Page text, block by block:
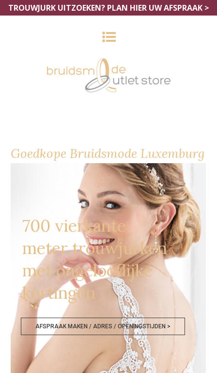
TROUWJURK UITZOEKEN? PLAN HIER UW AFSPRAAK >
Goedkope Bruidsmode Luxemburg
700 vierkante
meter trouwjurken
met ongelooflijke
kortingen
AFSPRAAK MAKEN / ADRES / OPENINGSTIJDEN >